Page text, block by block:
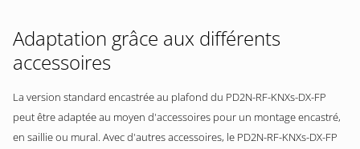
Adaptation grâce aux différents
accessoires
La version standard encastrée au plafond du PD2N-RF-KNXs-DX-FP
peut être adaptée au moyen d'accessoires pour un montage encastré,
en saillie ou mural. Avec d'autres accessoires, le PD2N-RF-KNXs-DX-FP